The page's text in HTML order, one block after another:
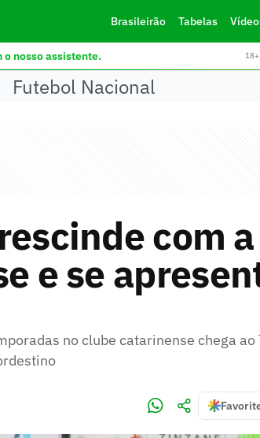
Brasileirão Tabelas
o nosso assistente.
Futebol Nacional
com a
e se
no clube catarinense chega